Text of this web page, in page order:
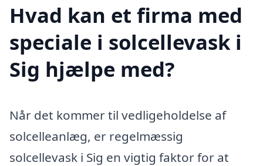
Hvad kan et firma med
speciale i solcellevask i
Sig hjælpe med?
Når det kommer til vedligeholdelse af
solcelleanlæg, er regelmæssig
solcellevask i Sig en vigtig faktor for at